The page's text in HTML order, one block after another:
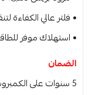
• فلتر عالي الكفاءة
• استهلاك موفر
الضمان
5 سنوات على الكمبروسر، سنتين شامل (حسب سياسة الوكيل)